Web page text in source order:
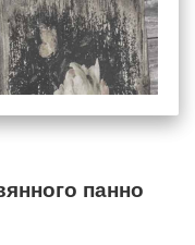
панно